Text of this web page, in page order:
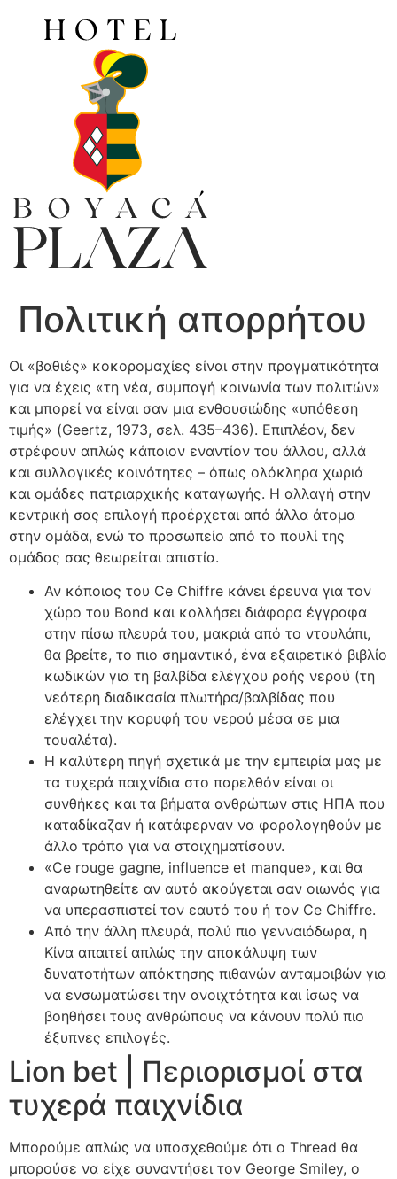
Πολιτική απορρήτου
Οι «βαθιές» κοκορομαχίες είναι στην πραγματικότητα
για να έχεις «τη νέα, συμπαγή κοινωνία των πολιτών»
και μπορεί να είναι σαν μια ενθουσιώδης «υπόθεση
τιμής» (Geertz, 1973, σελ. 435–436). Επιπλέον, δεν
στρέφουν απλώς κάποιον εναντίον του άλλου, αλλά
και συλλογικές κοινότητες – όπως ολόκληρα χωριά
και ομάδες πατριαρχικής καταγωγής. Η αλλαγή στην
κεντρική σας επιλογή προέρχεται από άλλα άτομα
στην ομάδα, ενώ το προσωπείο από το πουλί της
ομάδας σας θεωρείται απιστία.
Αν κάποιος του Ce Chiffre κάνει έρευνα για τον
χώρο του Bond και κολλήσει διάφορα έγγραφα
στην πίσω πλευρά του, μακριά από το ντουλάπι,
θα βρείτε, το πιο σημαντικό, ένα εξαιρετικό βιβλίο
κωδικών για τη βαλβίδα ελέγχου ροής νερού (τη
νεότερη διαδικασία πλωτήρα/βαλβίδας που
ελέγχει την κορυφή του νερού μέσα σε μια
τουαλέτα).
Η καλύτερη πηγή σχετικά με την εμπειρία μας με
τα τυχερά παιχνίδια στο παρελθόν είναι οι
συνθήκες και τα βήματα ανθρώπων στις ΗΠΑ που
καταδίκαζαν ή κατάφερναν να φορολογηθούν με
άλλο τρόπο για να στοιχηματίσουν.
«Ce rouge gagne, influence et manque», και θα
αναρωτηθείτε αν αυτό ακούγεται σαν οιωνός για
να υπερασπιστεί τον εαυτό του ή τον Ce Chiffre.
Από την άλλη πλευρά, πολύ πιο γενναιόδωρα, η
Κίνα απαιτεί απλώς την αποκάλυψη των
δυνατοτήτων απόκτησης πιθανών ανταμοιβών για
να ενσωματώσει την ανοιχτότητα και ίσως να
βοηθήσει τους ανθρώπους να κάνουν πολύ πιο
έξυπνες επιλογές.
Lion bet | Περιορισμοί στα
τυχερά παιχνίδια
Μπορούμε απλώς να υποσχεθούμε ότι ο Thread θα
μπορούσε να είχε συναντήσει τον George Smiley, ο